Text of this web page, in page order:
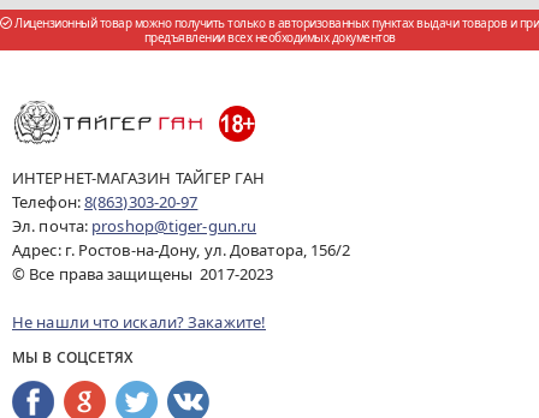
Лицензионный товар можно получить только в авторизованных пунктах выдачи товаров и при
предъявлении всех необходимых документов
ИНТЕРНЕТ-МАГАЗИН ТАЙГЕР ГАН
Телефон:8(863)303-20-97
Эл. почта: proshop@tiger-gun.ru
Адрес: г. Ростов-на-Дону, ул. Доватора, 156/2
© Все права защищены 2017-2023
Не нашли что искали? Закажите!
МЫ В СОЦСЕТЯХ